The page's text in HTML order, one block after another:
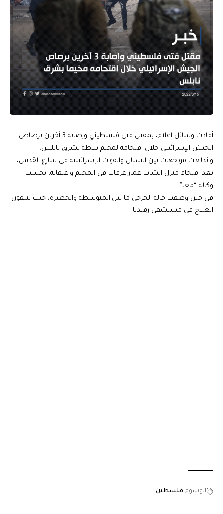
أفادت وسائل اعلام، بمقتل فتى فلسطيني وإصابة 3 آخرين برصاص
الجيش الإسرائيلي خلال اقتحامه لمخيم بلاطة بشرق نابلس.
واندلعت مواجهات بين الشبان والقوات الإسرائيلية في شارع القدس،
بعد اقتحام منزل الشاب عمار عرفات في المخيم واعتقاله، بحسب
وكالة “معا”.
في حين وصفت حالة الجرحى ما بين المتوسطة والخطيرة، حيث يتلقون
العلاج في مستشفى رفيديا.
الوسوم فلسطين